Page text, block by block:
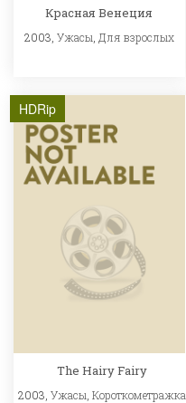
Красная Венеция
2003, Ужасы, Для взрослых
HDRip
The Hairy Fairy
2003, Ужасы Короткометражка